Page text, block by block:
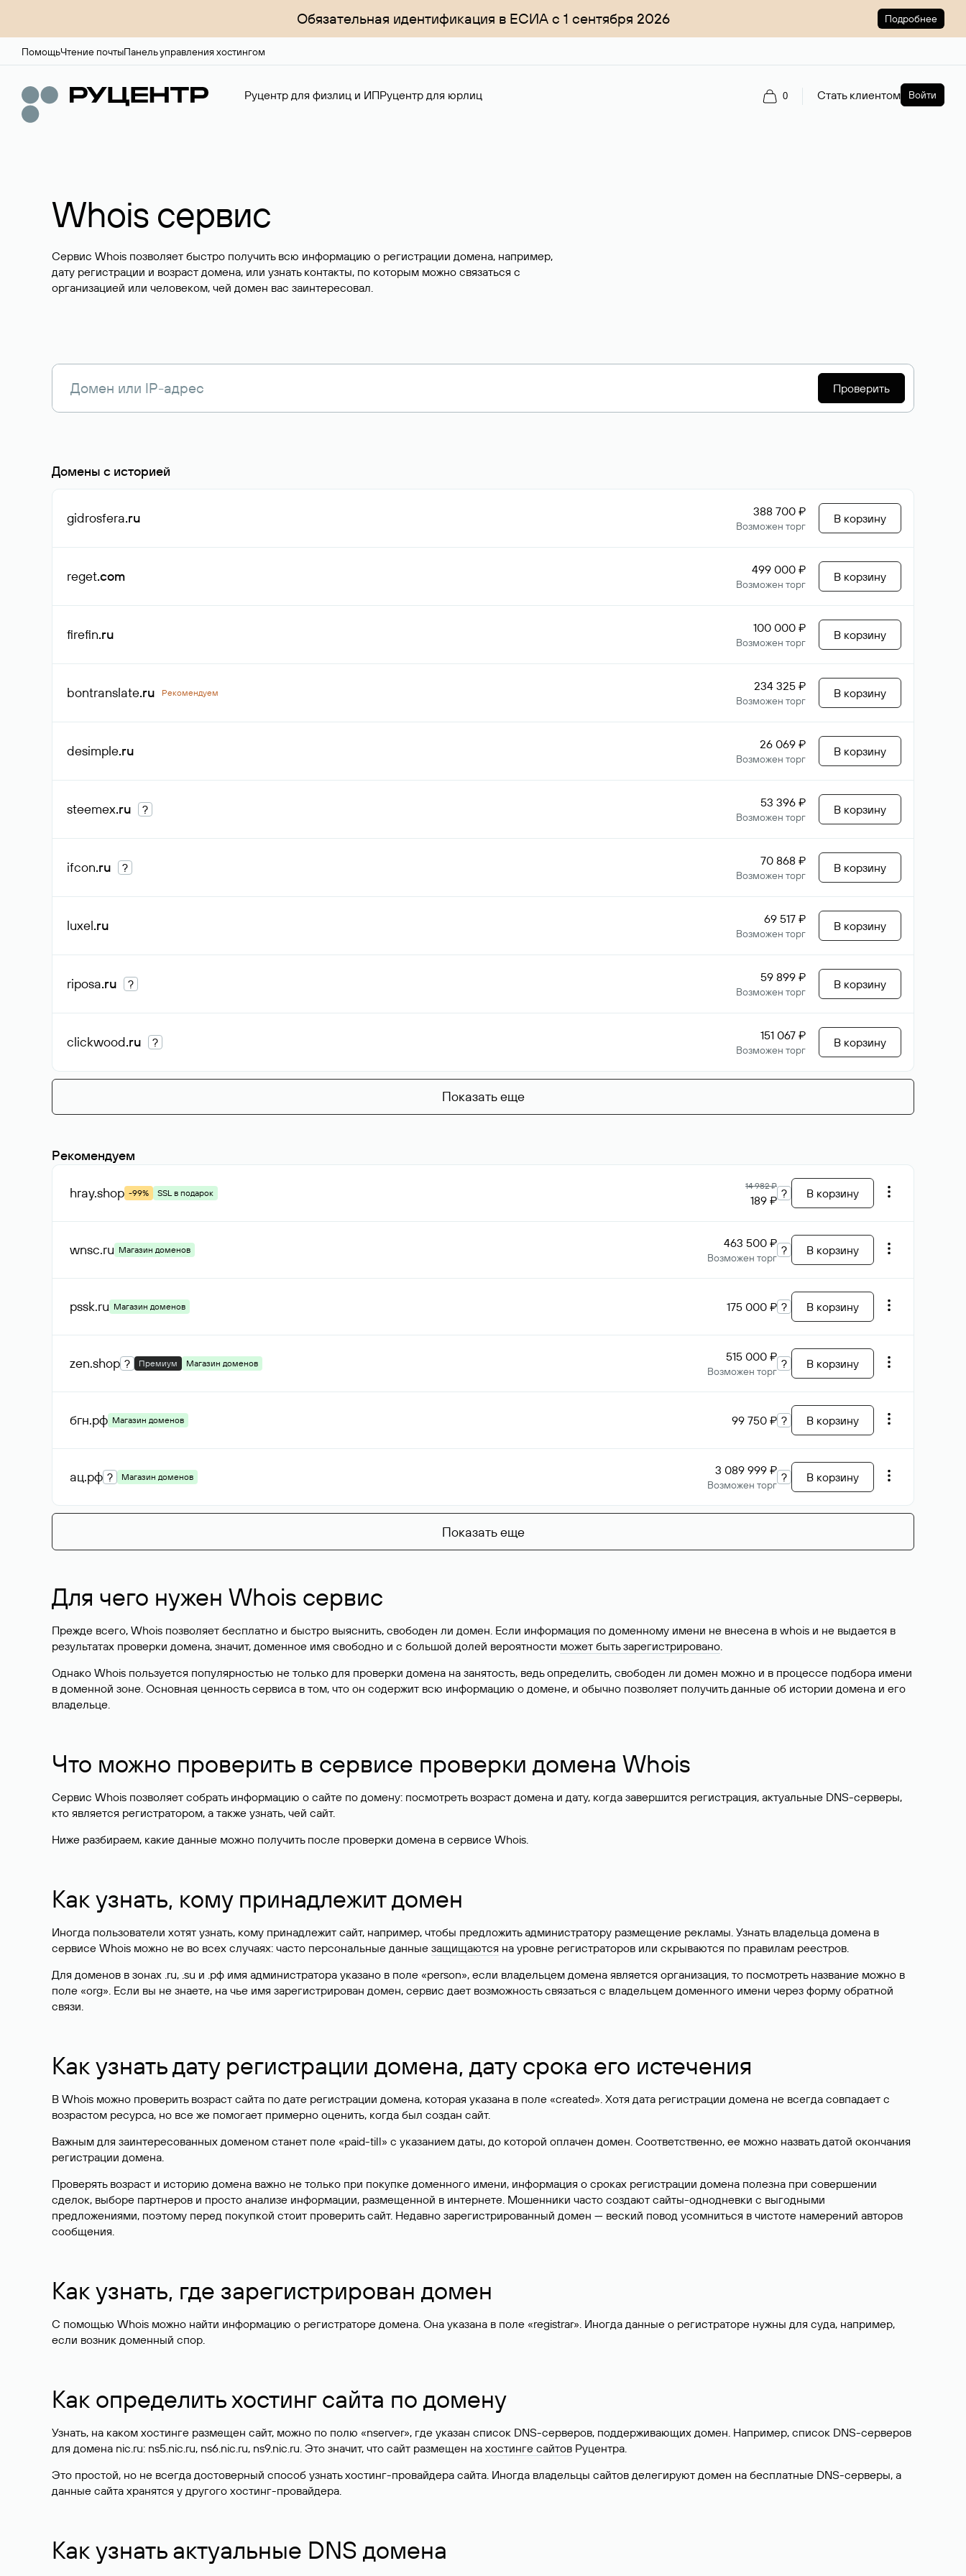
Обязательная идентификация в ЕСИА с 1 сентября 2026 Подробнее
ПомощьЧтение почтыПанель управления хостингом
Руцентр для физлиц и ИПРуцентр для юрлиц 0 Стать клиентом Войти
Whois сервис
Сервис Whois позволяет быстро получить всю информацию о регистрации домена, например,
дату регистрации и возраст домена, или узнать контакты, по которым можно связаться с
организацией или человеком, чей домен вас заинтересовал.
Проверить
Домены с историей
gidrosfera.ru 388 700 ₽
Возможен торг
В корзину
reget.com 499 000 ₽
Возможен торг
В корзину
firefin.ru 100 000 ₽
Возможен торг
В корзину
bontranslate.ru Рекомендуем 234 325 ₽
Возможен торг
В корзину
desimple.ru 26 069 ₽
Возможен торг
В корзину
steemex.ru ? 53 396 ₽
Возможен торг
В корзину
ifcon.ru ? 70 868 ₽
Возможен торг
В корзину
luxel.ru 69 517 ₽
Возможен торг
В корзину
riposa.ru ? 59 899 ₽
Возможен торг
В корзину
clickwood.ru ? 151 067 ₽
Возможен торг
В корзину
Показать еще
Рекомендуем
hray.shop -99% SSL в подарок
14 982 ₽
189 ₽ ? В корзину
wnsc.ru Магазин доменов 463 500 ₽
Возможен торг
? В корзину
pssk.ru Магазин доменов 175 000 ₽ ? В корзину
zen.shop ? Премиум Магазин доменов 515 000 ₽
Возможен торг
? В корзину
бгн.рф Магазин доменов 99 750 ₽ ? В корзину
ац.рф ? Магазин доменов 3 089 999 ₽
Возможен торг
? В корзину
Показать еще
Для чего нужен Whois сервис
Прежде всего, Whois позволяет бесплатно и быстро выяснить, свободен ли домен. Если информация по доменному имени не внесена в whois и не выдается в
результатах проверки домена, значит, доменное имя свободно и с большой долей вероятности может быть зарегистрировано.
Однако Whois пользуется популярностью не только для проверки домена на занятость, ведь определить, свободен ли домен можно и в процессе подбора имени
в доменной зоне. Основная ценность сервиса в том, что он содержит всю информацию о домене, и обычно позволяет получить данные об истории домена и его
владельце.
Что можно проверить в сервисе проверки домена Whois
Сервис Whois позволяет собрать информацию о сайте по домену: посмотреть возраст домена и дату, когда завершится регистрация, актуальные DNS-серверы,
кто является регистратором, а также узнать, чей сайт.
Ниже разбираем, какие данные можно получить после проверки домена в сервисе Whois.
Как узнать, кому принадлежит домен
Иногда пользователи хотят узнать, кому принадлежит сайт, например, чтобы предложить администратору размещение рекламы. Узнать владельца домена в
сервисе Whois можно не во всех случаях: часто персональные данные защищаются на уровне регистраторов или скрываются по правилам реестров.
Для доменов в зонах .ru, .su и .рф имя администратора указано в поле «person», если владельцем домена является организация, то посмотреть название можно в
поле «org». Если вы не знаете, на чье имя зарегистрирован домен, сервис дает возможность связаться с владельцем доменного имени через форму обратной
связи.
Как узнать дату регистрации домена, дату срока его истечения
В Whois можно проверить возраст сайта по дате регистрации домена, которая указана в поле «created». Хотя дата регистрации домена не всегда совпадает с
возрастом ресурса, но все же помогает примерно оценить, когда был создан сайт.
Важным для заинтересованных доменом станет поле «paid-till» с указанием даты, до которой оплачен домен. Соответственно, ее можно назвать датой окончания
регистрации домена.
Проверять возраст и историю домена важно не только при покупке доменного имени, информация о сроках регистрации домена полезна при совершении
сделок, выборе партнеров и просто анализе информации, размещенной в интернете. Мошенники часто создают сайты-однодневки с выгодными
предложениями, поэтому перед покупкой стоит проверить сайт. Недавно зарегистрированный домен — веский повод усомниться в чистоте намерений авторов
сообщения.
Как узнать, где зарегистрирован домен
С помощью Whois можно найти информацию о регистраторе домена. Она указана в поле «registrar». Иногда данные о регистраторе нужны для суда, например,
если возник доменный спор.
Как определить хостинг сайта по домену
Узнать, на каком хостинге размещен сайт, можно по полю «nserver», где указан список DNS-серверов, поддерживающих домен. Например, список DNS-серверов
для домена nic.ru: ns5.nic.ru, ns6.nic.ru, ns9.nic.ru. Это значит, что сайт размещен на хостинге сайтов Руцентра.
Это простой, но не всегда достоверный способ узнать хостинг-провайдера сайта. Иногда владельцы сайтов делегируют домен на бесплатные DNS-серверы, а
данные сайта хранятся у другого хостинг-провайдера.
Как узнать актуальные DNS домена